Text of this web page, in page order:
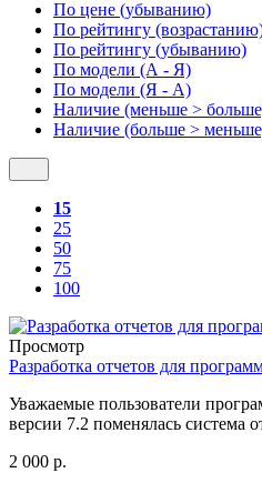
По цене (убыванию)
По рейтингу
По рейтингу (убыванию)
По модели (А - Я)
По модели (Я - А)
Наличие (меньше >
Наличие (больше >
15
25
50
75
100
Просмотр
Разработка отчетов для
Уважаемые пользователи
версии 7.2 поменялась система
2 000 р.